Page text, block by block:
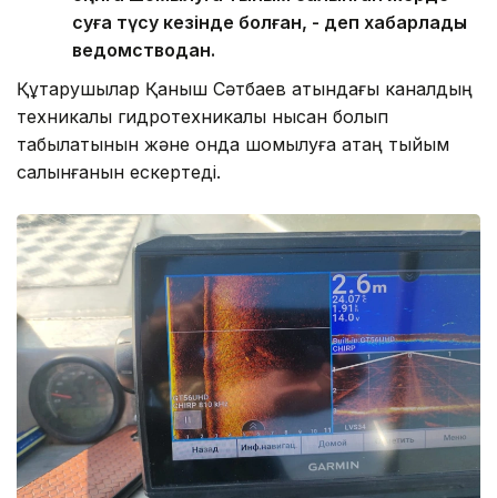
суға түсу кезінде болған, - деп хабарлады
ведомстводан.
Құтқарушылар Қаныш Сәтбаев атындағы каналдың
техникалық гидротехникалық нысан болып
табылатынын және онда шомылуға қатаң тыйым
салынғанын ескертеді.